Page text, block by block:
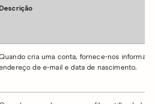
Descrição
cria uma conta, fornece-nos
de e-mail e data de nascimento.